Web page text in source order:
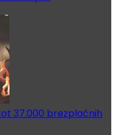
37.000 brezplačnih